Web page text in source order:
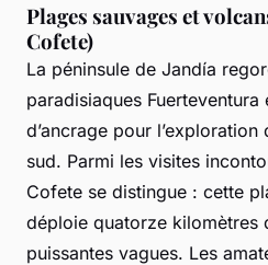
Plages sauvages et
Cofete)
La péninsule de Jandía
paradisiaques
d’ancrage pour
sud. Parmi les visites
Cofete se distingue : cette
déploie quatorze kilomètres
puissantes vagues. Les